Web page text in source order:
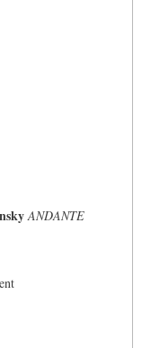
ANDANTE